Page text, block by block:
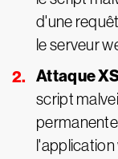
d'une
le serveur
Attaque
script